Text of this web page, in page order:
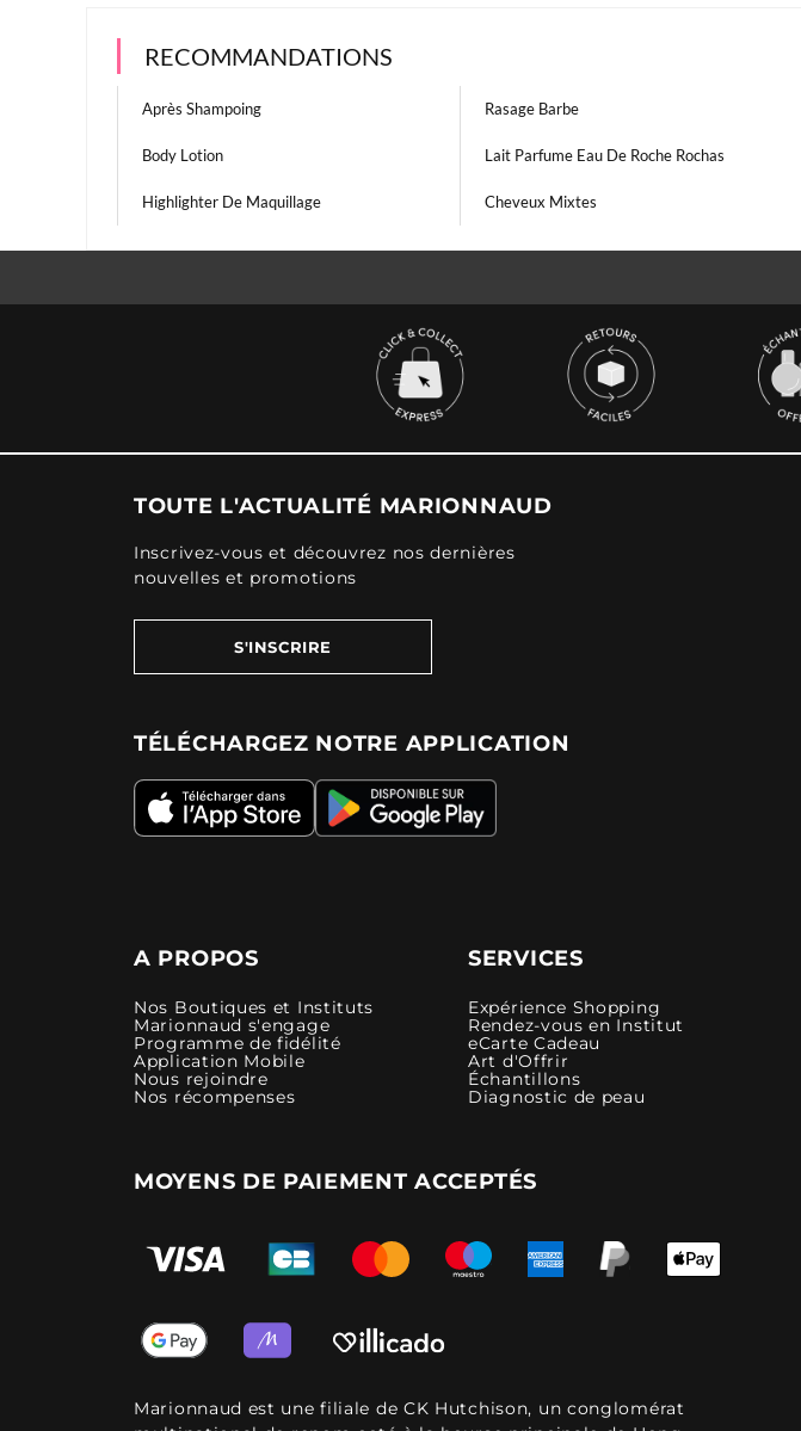
RECOMMANDATIONS
Après Shampoing Rasage Barbe
Body Lotion Lait Parfume Eau De Roche Rochas
Highlighter De Maquillage Cheveux Mixtes
TOUTE L'ACTUALITÉ MARIONNAUD
Inscrivez-vous et découvrez nos dernières
nouvelles et promotions
S'INSCRIRE
TÉLÉCHARGEZ NOTRE APPLICATION
A PROPOS
Nos Boutiques et Instituts
Marionnaud s'engage
Programme de fidélité
Application Mobile
Nous rejoindre
Nos récompenses
SERVICES
Expérience Shopping
Rendez-vous en Institut
eCarte Cadeau
Art d'Offrir
Échantillons
Diagnostic de peau
MOYENS DE PAIEMENT ACCEPTÉS
Marionnaud est une filiale de CK Hutchison, un conglomérat